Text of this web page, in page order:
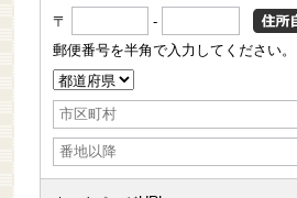
〒
-
郵便番号を半角で入力してください。